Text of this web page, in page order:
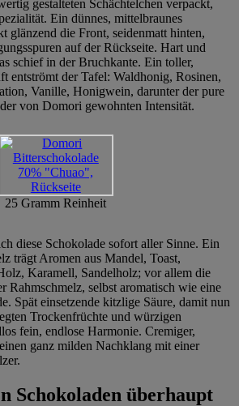
gestalteten Schächtelchen verpackt,
Ein dünnes, mittelbraunes
glänzend die Front, seidenmatt hinten,
auf der Rückseite. Hart und
schief in der Bruchkante. Ein toller,
entströmt der Tafel: Waldhonig, Rosinen,
Vanille, Honigwein, darunter der pure
von Domori gewohnten Intensität.
25 Gramm Reinheit
diese Schokolade sofort aller Sinne. Ein
trägt Aromen aus Mandel, Toast,
Karamell, Sandelholz; vor allem die
Rahmschmelz, selbst aromatisch wie eine
Spät einsetzende kitzlige Säure, damit nun
Trockenfrüchte und würzigen
fein, endlose Harmonie. Cremiger,
ganz milden Nachklang mit einer
Schokoladen überhaupt